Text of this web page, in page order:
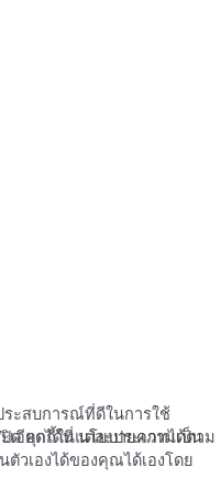
ะสบการณ์ที่ดีในการใช้
เอียดได้ที่นโยบายความเป็น
วเองได้ของคุณได้เองโดย
ด คุกกี้ในแต่ละประเภทได้ตาม